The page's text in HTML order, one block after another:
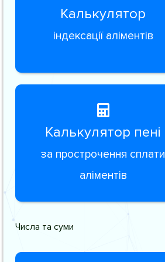
Калькулятор
індексації аліментів
Калькулятор пені
за прострочення сплати
аліментів
Числа та суми